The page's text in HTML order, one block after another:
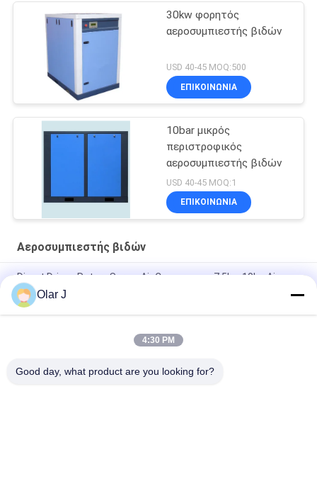
30kw φορητός
αεροσυμπιεστής βιδών
USD 40-45 MOQ:500
ΕΠΙΚΟΙΝΩΝΙΑ
10bar μικρός
περιστροφικός
αεροσυμπιεστής βιδών
USD 40-45 MOQ:1
ΕΠΙΚΟΙΝΩΝΙΑ
Αεροσυμπιεστής βιδών
Direct Driven Rotary Screw Air Compressor 7.5kw 10hp Air
Cooling
Portable Industrial Screw Compressor 30HP 580KGS Blue
22kw Drive ζωνών φραγμών αεροσυμπιεστών 30hp 10 βιδών
Olar J
4:30 PM
Good day, what product are you looking for?